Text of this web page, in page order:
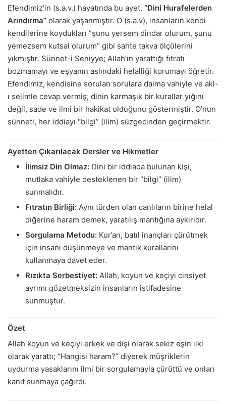
Efendimiz’in (s.a.v.) hayatında bu ayet, “Dini Hurafelerden
Arındırma” olarak yaşanmıştır. O (s.a.v), insanların kendi
kendilerine koydukları “şunu yersem dindar olurum, şunu
yemezsem kutsal olurum” gibi sahte takva ölçülerini
yıkmıştır. Sünnet-i Seniyye; Allah’ın yarattığı fıtratı
bozmamayı ve eşyanın aslındaki helalliği korumayı öğretir.
Efendimiz, kendisine sorulan sorulara daima vahiyle ve akl-
ı selimle cevap vermiş; dinin karmaşık bir kurallar yığını
değil, sade ve ilmi bir hakikat olduğunu göstermiştir. O’nun
sünneti, her iddiayı “bilgi” (ilim) süzgecinden geçirmektir.
Ayetten Çıkarılacak Dersler ve Hikmetler
İlimsiz Din Olmaz: Dini bir iddiada bulunan kişi,
mutlaka vahiyle desteklenen bir “bilgi” (ilim)
sunmalıdır.
Fıtratın Birliği: Aynı türden olan canlıların birine helal
diğerine haram demek, yaratılış mantığına aykırıdır.
Sorgulama Metodu: Kur’an, batıl inançları çürütmek
için insanı düşünmeye ve mantık kurallarını
kullanmaya davet eder.
Rızıkta Serbestiyet: Allah, koyun ve keçiyi cinsiyet
ayrımı gözetmeksizin insanların istifadesine
sunmuştur.
Özet
Allah koyun ve keçiyi erkek ve dişi olarak sekiz eşin ilki
olarak yarattı; “Hangisi haram?” diyerek müşriklerin
uydurma yasaklarını ilmi bir sorgulamayla çürüttü ve onları
kanıt sunmaya çağırdı.